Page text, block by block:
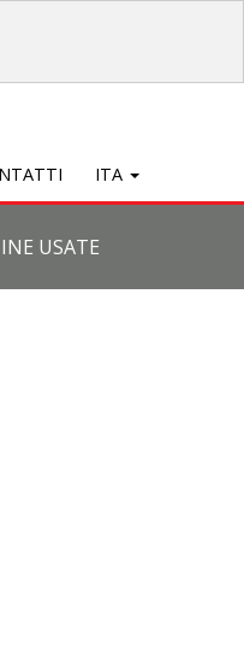
ITA
USATE